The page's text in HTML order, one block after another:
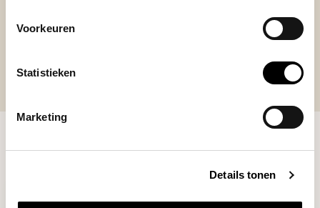
Voorkeuren
Statistieken
Marketing
Details tonen
RECENT BEKEKEN